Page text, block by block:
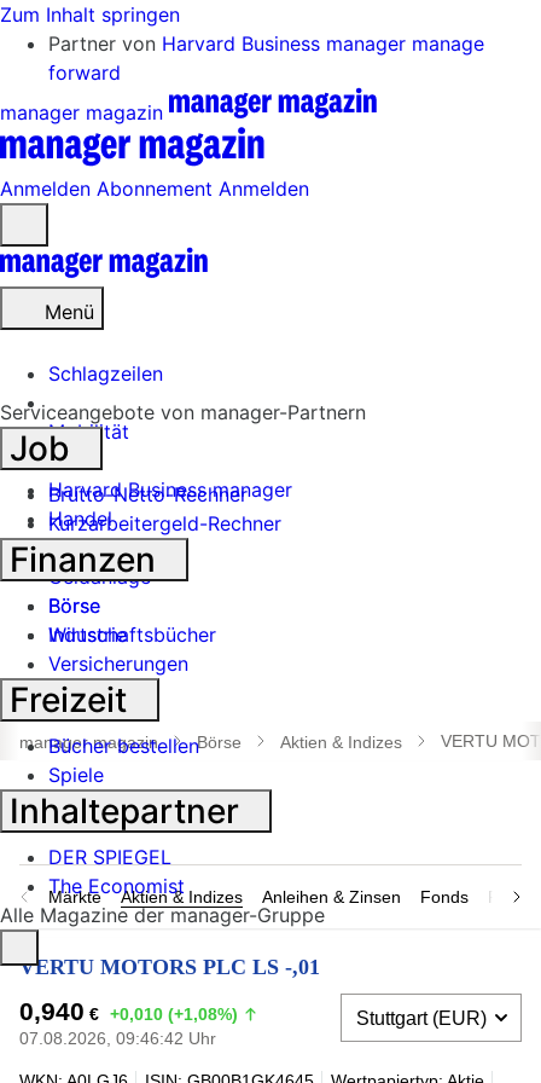
Zum Inhalt springen
Partner von Harvard Business manager manage
forward
manager magazin
Anmelden Abonnement Anmelden
öffnen
Menü
Schlagzeilen
Mobilität
Tech
Harvard Business manager
Handel
Banken
Geldanlage
Börse
Industrie
Suche
öffnen
manager magazin Börse Aktien & Indizes VERTU
Märkte Aktien & Indizes Anleihen & Zinsen Fonds
VERTU MOTORS PLC LS -,01
0,940 € +0,010 (+1,08%)
07.08.2026, 09:46:42 Uhr
Serviceangebote von manager-Partnern
Job
Brutto-Netto-Rechner
Kurzarbeitergeld-Rechner
Finanzen
Börse
Wirtschaftsbücher
Versicherungen
Freizeit
Bücher bestellen
Spiele
Inhaltepartner
DER SPIEGEL
The Economist
Alle Magazine der manager-Gruppe